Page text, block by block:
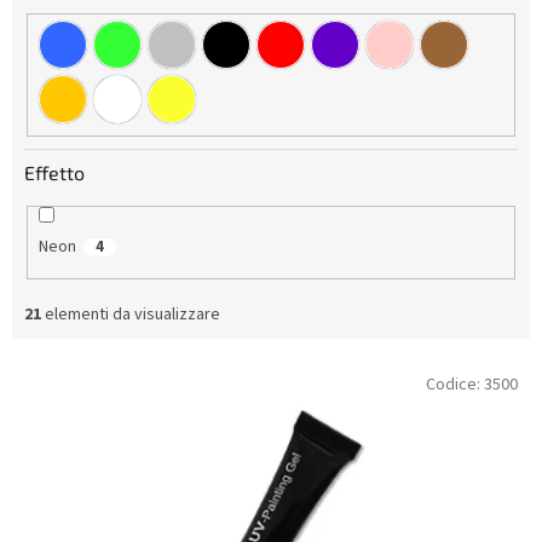
Effetto
Neon 4
21elementi da visualizzare
Codice: 3500